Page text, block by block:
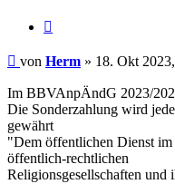
Beitrag
von Herm » 18. Okt
Im BBVAnpÄndG 2023/
Die Sonderzahlung wird
gewährt
"Dem öffentlichen Dienst im
öffentlich-rechtlichen
Religionsgesellschaften und